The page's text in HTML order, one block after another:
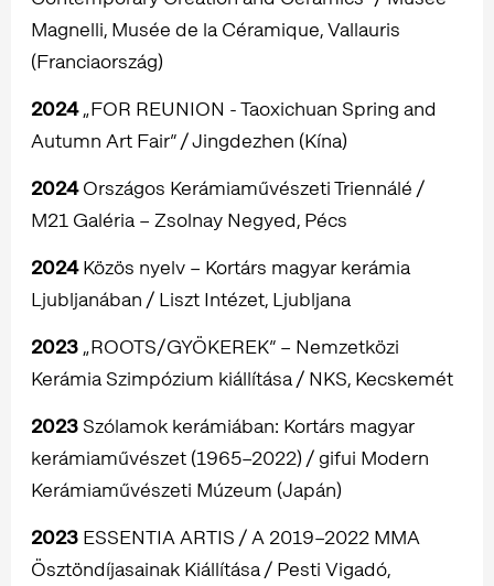
Magnelli, Musée de la Céramique, Vallauris
(Franciaország)
2024„FOR REUNION - Taoxichuan Spring and
Autumn Art Fair” / Jingdezhen (Kína)
2024Országos Kerámiaművészeti Triennálé /
M21 Galéria – Zsolnay Negyed, Pécs
2024Közös nyelv – Kortárs magyar kerámia
Ljubljanában / Liszt Intézet, Ljubljana
2023 „ROOTS/GYÖKEREK” – Nemzetközi
Kerámia Szimpózium kiállítása / NKS, Kecskemét
2023 Szólamok kerámiában: Kortárs magyar
kerámiaművészet (1965–2022) / gifui Modern
Kerámiaművészeti Múzeum (Japán)
2023 ESSENTIA ARTIS / A 2019–2022 MMA
Ösztöndíjasainak Kiállítása / Pesti Vigadó,